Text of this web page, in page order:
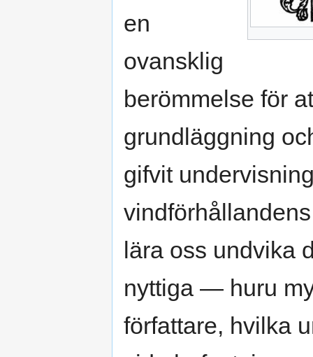
en
ovansklig
berömmelse för
grundläggning
gifvit
lära oss undvika
nyttiga — huru
författare, hvilka